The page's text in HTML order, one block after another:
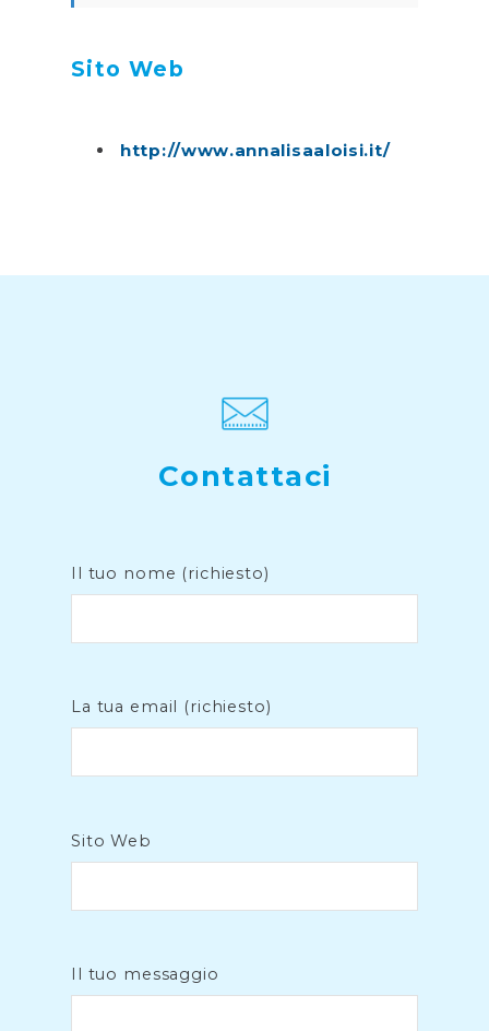
Sito Web
http://www.annalisaaloisi.it/
Contattaci
Il tuo nome (richiesto)
La tua email (richiesto)
Sito Web
Il tuo messaggio